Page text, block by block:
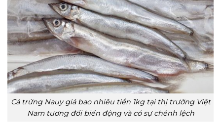
Cá trứng Nauy giá bao nhiêu tiền 1kg tại thị trường Việt
Nam tương đối biến động và có sự chênh lệch